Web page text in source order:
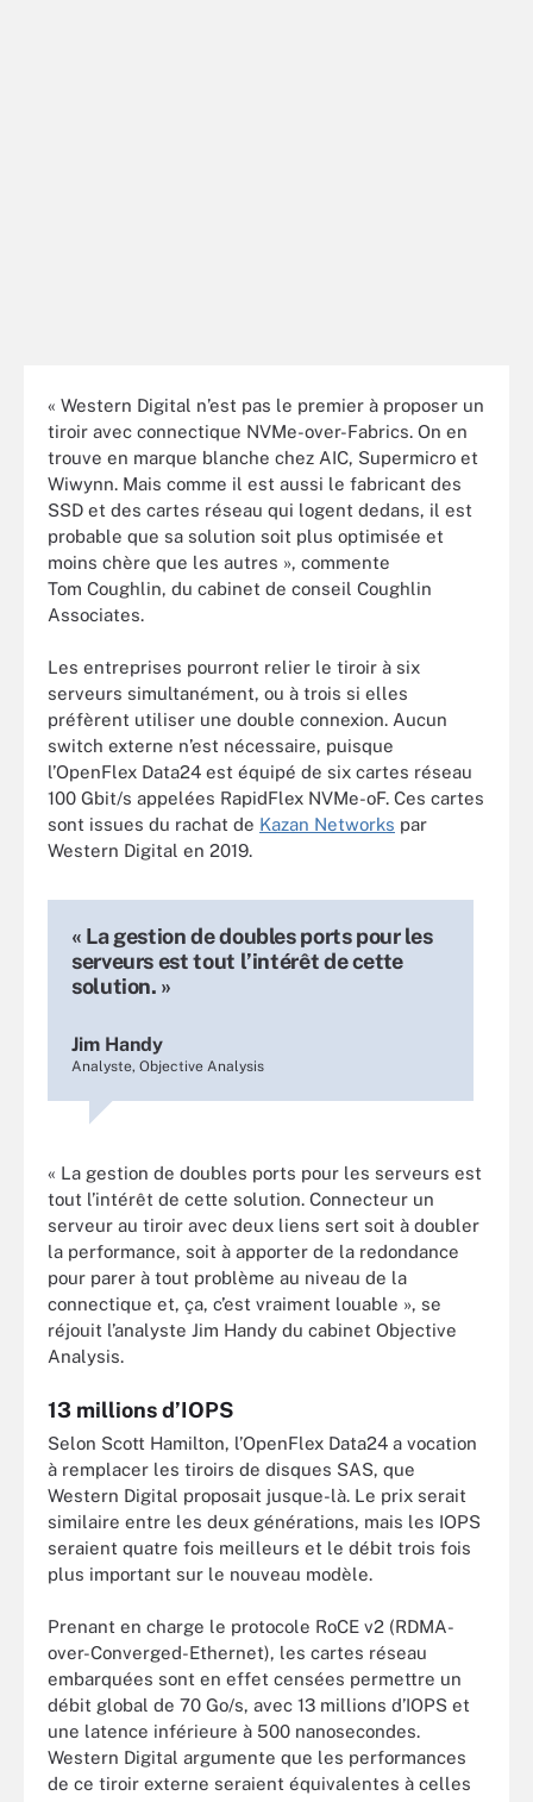
« Western Digital n’est pas le premier à proposer un
tiroir avec connectique NVMe-over-Fabrics. On en
trouve en marque blanche chez AIC, Supermicro et
Wiwynn. Mais comme il est aussi le fabricant des
SSD et des cartes réseau qui logent dedans, il est
probable que sa solution soit plus optimisée et
moins chère que les autres », commente
Tom Coughlin, du cabinet de conseil Coughlin
Associates.
Les entreprises pourront relier le tiroir à six
serveurs simultanément, ou à trois si elles
préfèrent utiliser une double connexion. Aucun
switch externe n’est nécessaire, puisque
l’OpenFlex Data24 est équipé de six cartes réseau
100 Gbit/s appelées RapidFlex NVMe-oF. Ces cartes
sont issues du rachat de Kazan Networks par
Western Digital en 2019.
« La gestion de doubles ports pour les
serveurs est tout l’intérêt de cette
solution. »
Jim Handy
Analyste, Objective Analysis
« La gestion de doubles ports pour les serveurs est
tout l’intérêt de cette solution. Connecteur un
serveur au tiroir avec deux liens sert soit à doubler
la performance, soit à apporter de la redondance
pour parer à tout problème au niveau de la
connectique et, ça, c’est vraiment louable », se
réjouit l’analyste Jim Handy du cabinet Objective
Analysis.
13 millions d’IOPS
Selon Scott Hamilton, l’OpenFlex Data24 a vocation
à remplacer les tiroirs de disques SAS, que
Western Digital proposait jusque-là. Le prix serait
similaire entre les deux générations, mais les IOPS
seraient quatre fois meilleurs et le débit trois fois
plus important sur le nouveau modèle.
Prenant en charge le protocole RoCE v2 (RDMA-
over-Converged-Ethernet), les cartes réseau
embarquées sont en effet censées permettre un
débit global de 70 Go/s, avec 13 millions d’IOPS et
une latence inférieure à 500 nanosecondes.
Western Digital argumente que les performances
de ce tiroir externe seraient équivalentes à celles